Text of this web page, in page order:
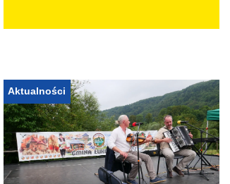
Aktualności